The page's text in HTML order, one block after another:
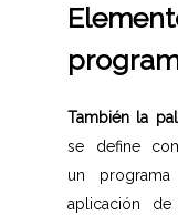
También la
se define
un
aplicación